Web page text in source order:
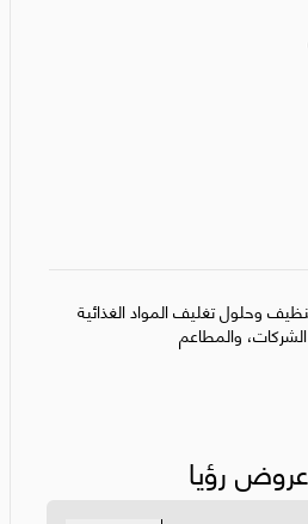
وحلول تغليف المواد الغذائية
الشركات، والمطاعم
رؤيا